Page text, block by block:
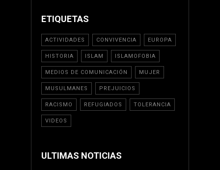
ETIQUETAS
ACTIVIDADES CONVIVENCIA EUROPA
HISTORIA ISLAM ISLAMOFOBIA
MEDIOS DE COMUNICACIÓN MUJER
MUSULMANES PREJUICIOS
RACISMO REFUGIADOS TOLERANCIA
VIDEOS
ULTIMAS NOTICIAS